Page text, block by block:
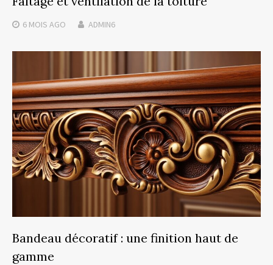
6 MOIS AGO ADMIN6
Bandeau décoratif : une finition haut de
gamme